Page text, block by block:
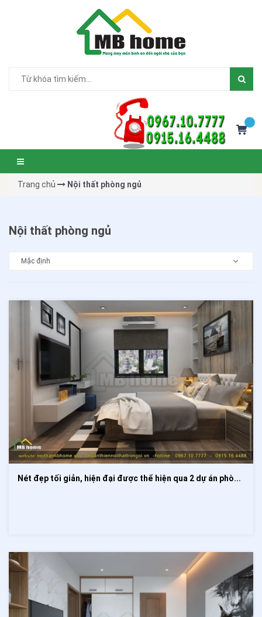
Trang chủ Nội thất phòng ngủ
Nội thất phòng ngủ
Nét đẹp tối giản, hiện đại được thể hiện qua 2 dự án phòng ngủ sau